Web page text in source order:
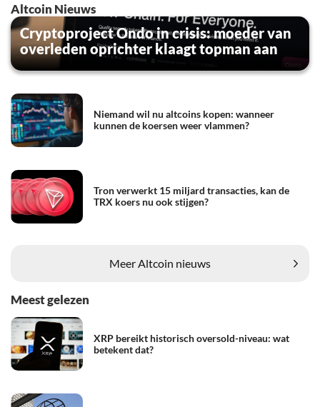
Altcoin Nieuws
Cryptoproject Ondo in crisis: moeder van
overleden oprichter klaagt topman aan
Niemand wil nu altcoins kopen: wanneer
kunnen de koersen weer vlammen?
Tron verwerkt 15 miljard transacties, kan de
TRX koers nu ook stijgen?
Meer Altcoin nieuws
Meest gelezen
XRP bereikt historisch oversold-niveau: wat
betekent dat?